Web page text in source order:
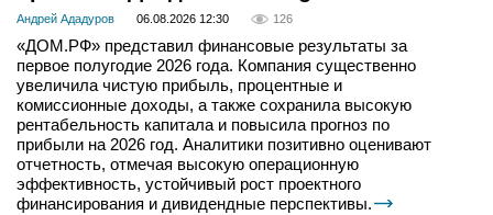
Андрей Ададуров 06.08.2026 12:30 126
«ДОМ.РФ» представил финансовые результаты за
первое полугодие 2026 года. Компания существенно
увеличила чистую прибыль, процентные и
комиссионные доходы, а также сохранила высокую
рентабельность капитала и повысила прогноз по
прибыли на 2026 год. Аналитики позитивно оценивают
отчетность, отмечая высокую операционную
эффективность, устойчивый рост проектного
финансирования и дивидендные перспективы.